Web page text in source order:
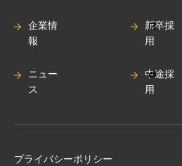
企業情
報
ニュー
ス
新卒採
用
中途採
用
プライバシーポリシー